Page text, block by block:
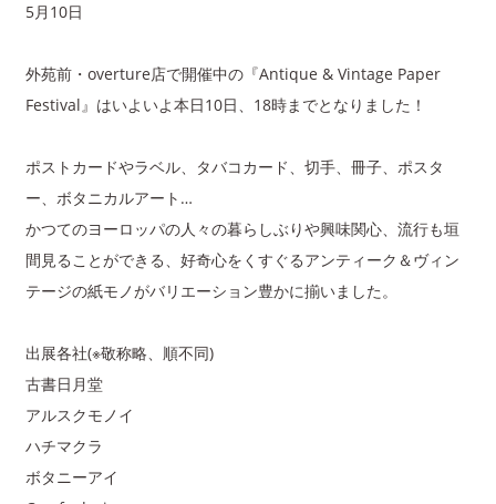
5月10日
外苑前・overture店で開催中の『Antique & Vintage Paper
Festival』はいよいよ本日10日、18時までとなりました！
ポストカードやラベル、タバコカード、切手、冊子、ポスタ
ー、ボタニカルアート…
かつてのヨーロッパの人々の暮らしぶりや興味関心、流行も垣
間見ることができる、好奇心をくすぐるアンティーク＆ヴィン
テージの紙モノがバリエーション豊かに揃いました。
出展各社(※敬称略、順不同)
古書日月堂
アルスクモノイ
ハチマクラ
ボタニーアイ